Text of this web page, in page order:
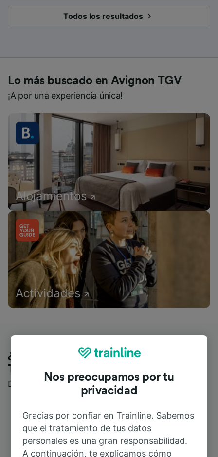
Todos los resultados
Lo más buscado en Avignon TGV
¡A por una experiencia única!
Alojamientos
Actividades
¿Qué piensan nuestros clientes de
Trainline?
Descubre reseñas reales de nuestros viajeros
Nos preocupamos por tu
privacidad
Gracias por confiar en Trainline. Sabemos
que el tratamiento de tus datos
personales es una gran responsabilidad.
A continuación, te explicamos cómo